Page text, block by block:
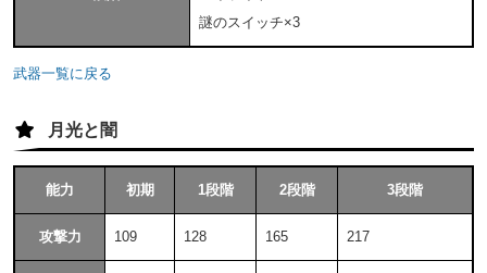
謎のスイッチ×3
武器一覧に戻る
月光と闇
能力 初期 1段階 2段階 3段階
攻撃力 109 128 165 217